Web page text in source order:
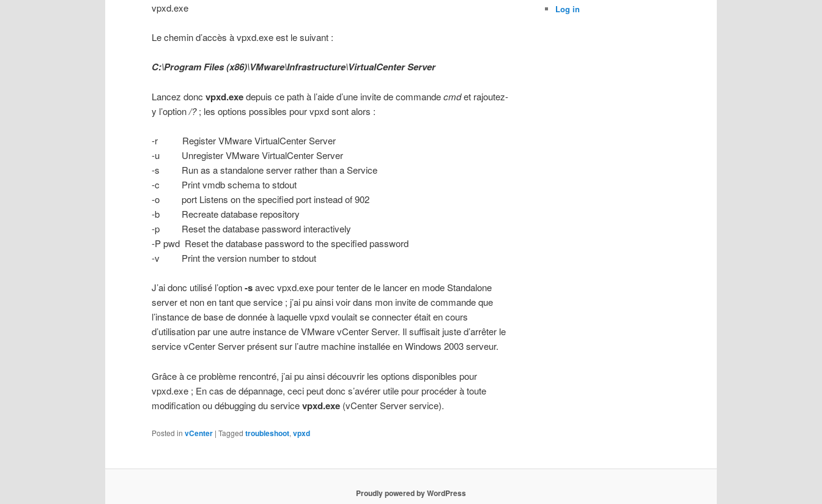
vpxd.exe
Le chemin d’accès à vpxd.exe est le suivant :
C:\Program Files (x86)\VMware\Infrastructure\VirtualCenter Server
Lancez donc vpxd.exedepuis ce path à l’aide d’une invite de commandecmdet rajoutez-
y l’option/?; les options possibles pour vpxd sont alors :
-r Register VMware VirtualCenter Server
-u Unregister VMware VirtualCenter Server
-s Run as a standalone server rather than a Service
-c Print vmdb schema to stdout
-o port Listens on the specified port instead of 902
-b Recreate database repository
-p Reset the database password interactively
-P pwd Reset the database password to the specified password
-v Print the version number to stdout
J’ai donc utilisé l’option-savec vpxd.exe pour tenter de le lancer en mode Standalone
server et non en tant que service ; j’ai pu ainsi voir dans mon invite de commande que
l’instance de base de donnée à laquelle vpxd voulait se connecter était en cours
d’utilisation par une autre instance de VMware vCenter Server. Il suffisait juste d’arrêter le
service vCenter Server présent sur l’autre machine installée en Windows 2003 serveur.
Grâce à ce problème rencontré, j’ai pu ainsi découvrir les options disponibles pour
vpxd.exe ; En cas de dépannage, ceci peut donc s’avérer utile pour procéder à toute
modification ou débugging du servicevpxd.exe (vCenter Server service).
Posted in vCenter | Tagged troubleshoot, vpxd
Log in
Proudly powered by WordPress